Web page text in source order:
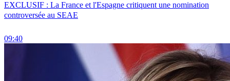
EXCLUSIF : La France et l'Espagne critiquent une nomination
controversée au SEAE
09:40